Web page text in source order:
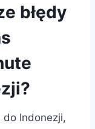
błędy
do Indonezji,